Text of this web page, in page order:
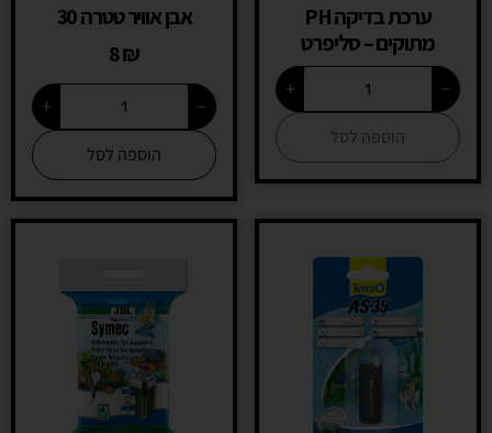
ערכת בדיקה PH
מתוקים – סליפרט
−
+
הוספה לסל
אבן אוויר טטרה 30
8₪
−
+
הוספה לסל